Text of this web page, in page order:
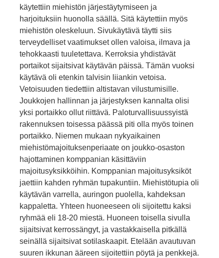
käytettiin miehistön järjestäytymi­seen ja
harjoituksiin huonolla säällä. Sitä käytettiin myös
miehistön oleskeluun. Sivukäytävä täytti siis
terveydelliset vaatimukset ollen valoisa, ilmava ja
tehokkaasti tuuletettava. Kerroksia yhdistävät
portaikot sijaitsivat käytävän päissä. Tämän vuoksi
käytävä oli etenkin talvisin liiankin vetoisa.
Vetoisuuden tiedettiin altistavan vilustumisille.
Joukkojen hallinnan ja järjestyksen kannalta olisi
yksi portaikko ollut riittävä. Paloturvallisuussyistä
rakennuksen toi­sessa päässä piti olla myös toinen
portaikko. Niemen mukaan nykyaikainen
miehistömajoituksenperiaate on joukko-osaston
hajottaminen komppanian käsittäviin
majoitusyksikköihin. Komppanian majoitusyksiköt
jaettiin kahden ryh­män tupakuntiin. Miehistötupia oli
käytävän varrella, auringon puolella, kahdeksan
kappaletta. Yhteen huoneeseen oli sijoitettu kaksi
ryhmää eli 18-20 miestä. Huoneen toisella sivulla
sijaitsivat kerrossängyt, ja vastakkaisella pitkällä
seinällä sijaitsivat sotilas­kaapit. Etelään avautuvan
suuren ikkunan ääreen sijoitettiin pöytä ja penkkejä.